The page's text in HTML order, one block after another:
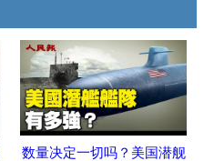
数量决定一切吗？美国潜舰